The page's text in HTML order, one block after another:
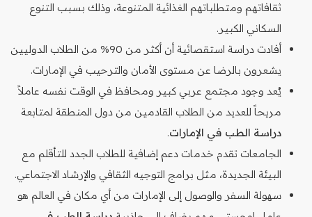
ثقافاتهم ومتطلباتهم الغذائية المتنوعة، وذلك بسبب التنوع
السكاني الكبير.
أفادت دراسة استقصائية أن أكثر من 90% من الطلاب الدوليين
يشعرون بالرضا عن مستوى الأمان والترحيب في الإمارات.
يُعد وجود مجتمع عربي كبير ومحافظ في الوقت نفسه عاملاً
مريحاً للعديد من الطلاب القادمين من دول المنطقة لمتابعة
دراسة الطب في الإمارات.
الجامعات تقدم خدمات دعم إضافية للطلاب الجدد للتأقلم مع
البيئة الجديدة، مثل برامج التوجيه الثقافي والإرشاد الاجتماعي.
سهولة السفر والوصول إلى الإمارات من أي مكان في العالم هو